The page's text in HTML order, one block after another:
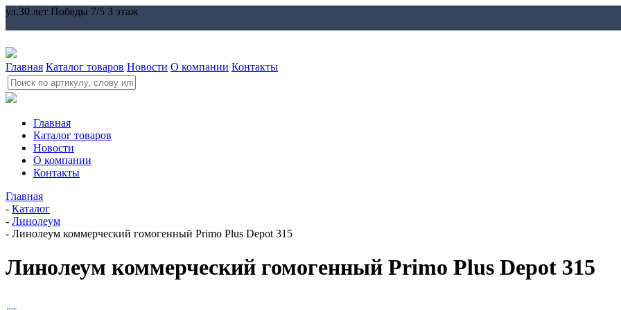
ул.30 лет Победы 7/5 3 этаж
Главная Каталог товаров Новости О компании Контакты
Главная
Каталог товаров
Новости
О компании
Контакты
Главная
- Каталог
- Линолеум
- Линолеум коммерческий гомогенный Primo Plus Depot 315
Линолеум коммерческий гомогенный Primo Plus Depot 315